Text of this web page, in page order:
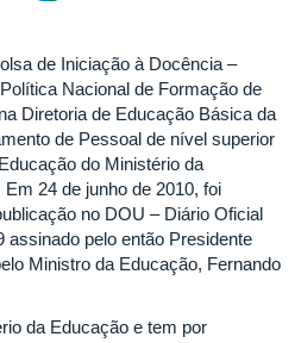
de Iniciação à Docência –
Nacional de Formação de
Diretoria de Educação Básica da
de Pessoal de nível superior
do Ministério da
24 de junho de 2010, foi
no DOU – Diário Oficial
assinado pelo então Presidente
Ministro da Educação, Fernando
da Educação e tem por